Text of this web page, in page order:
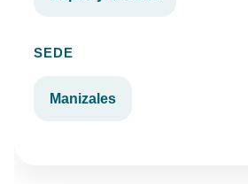
SEDE
Manizales